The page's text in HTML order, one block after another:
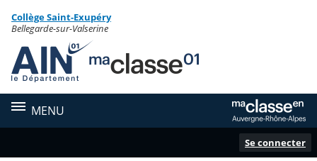
Menu de la rubrique
Contenu
Collège Saint-Exupéry
Bellegarde-sur-Valserine
MENU
Se connecter